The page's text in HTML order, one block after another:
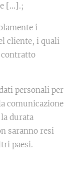
[…].;
i
cliente, i quali
contratto
personali per
comunicazione
durata
saranno resi
paesi.